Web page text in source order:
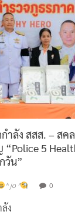
ำลัง สสส. – สค
“Police 5
วัน”
^ jo ^ 0
ง